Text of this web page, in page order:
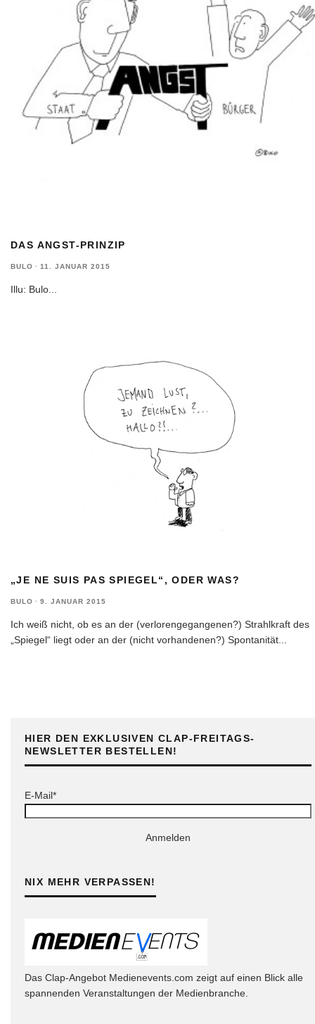
DAS ANGST-PRINZIP
BULO · 11. JANUAR 2015
Illu: Bulo...
„JE NE SUIS PAS SPIEGEL“, ODER WAS?
BULO · 9. JANUAR 2015
Ich weiß nicht, ob es an der (verlorengegangenen?) Strahlkraft des
„Spiegel“ liegt oder an der (nicht vorhandenen?) Spontanität
HIER DEN EXKLUSIVEN CLAP-FREITAGS-
NEWSLETTER BESTELLEN!
E-Mail*
Anmelden
NIX MEHR VERPASSEN!
Das Clap-Angebot Medienevents.com zeigt auf einen Blick alle
spannenden Veranstaltungen der Medienbranche.